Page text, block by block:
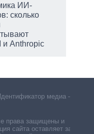
ИИ-
сколько
и Anthropic
медиа –
права защищены и
сайта оставляет за